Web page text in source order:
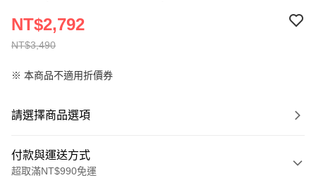
NT$3,490
NT$2,792
※ 本商品不適用折價券
請選擇商品選項
付款與運送方式
超取滿NT$990免運